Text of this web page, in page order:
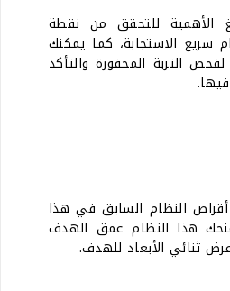
الأهمية للتحقق من نقطة
سريع الاستجابة، كما يمكنك
التربة المحفورة والتأكد
النظام السابق في هذا
هذا النظام عمق الهدف
ثنائي الأبعاد للهدف.